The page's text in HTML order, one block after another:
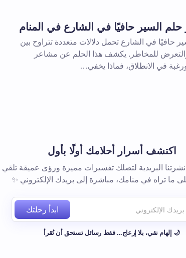
السير حافيًا في الشارع في المنام
حافيًا في الشارع تحمل دلالات متعددة تتراوح بين
والتعرض للمخاطر. يكشف هذا الحلم عن مشاعر
في الانطلاق، فماذا يخفي…
اكتشف أسرار أحلامك أولًا بأول
البريدية لتصلك تفسيرات مميزة ورؤى عميقة تلقي
ما تراه في منامك، مباشرة إلى بريدك الإلكتروني ✨
ابدأ رحلتك
🌙 إلهام نقي، بلا إزعاج... فقط رسائل تستحق أن تُقرأ